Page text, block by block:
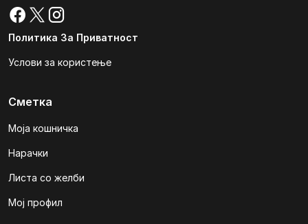
Политика За Приватност
Услови за користење
Сметка
Моја кошничка
Нарачки
Листа со желби
Мој профил